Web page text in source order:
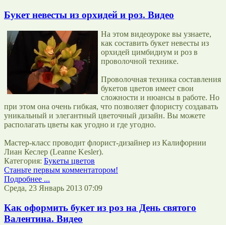
Букет невесты из орхидей и роз. Видео
На этом видеоуроке вы узнаете,
как составить букет невесты из
орхидей цимбидиум и роз в
проволочной технике.
Проволочная техника составления
букетов цветов имеет свои
сложности и нюансы в работе. Но
при этом она очень гибкая, что позволяет флористу создавать
уникальный и элегантный цветочный дизайн. Вы можете
располагать цветы как угодно и где угодно.
Мастер-класс проводит флорист-дизайнер из Калифорнии
Лиан Кеслер (Leanne Kesler).
Категория: Букеты цветов
Станьте первым комментатором!
Подробнее ...
Среда, 23 Январь 2013 07:09
Как оформить букет из роз на День святого
Валентина. Видео